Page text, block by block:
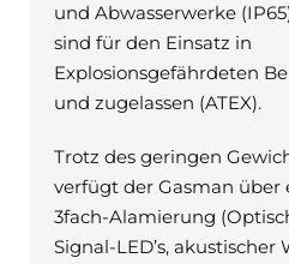
und Abwasserwerke
sind für den Einsatz in
Explosionsgefährdeten
und zugelassen (ATEX).
Trotz des geringen
verfügt der Gasman über
3fach-Alamierung
Signal-LED’s,